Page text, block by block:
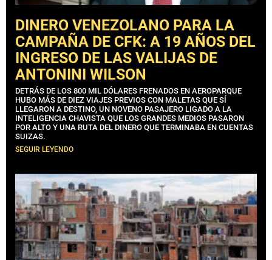
DINERO VENEZOLANO PARA LA
CAMPAÑA DE CFK: A 19 AÑOS DEL
INGRESO DE LAS VALIJAS DE
ANTONINI WILSON
DETRÁS DE LOS 800 MIL DÓLARES FRENADOS EN AEROPARQUE
HUBO MÁS DE DIEZ VIAJES PREVIOS CON MALETAS QUE SÍ
LLEGARON A DESTINO, UN NOVENO PASAJERO LIGADO A LA
INTELIGENCIA CHAVISTA QUE LOS GRANDES MEDIOS PASARON
POR ALTO Y UNA RUTA DEL DINERO QUE TERMINABA EN CUENTAS
SUIZAS.
SEGUIR LEYENDO